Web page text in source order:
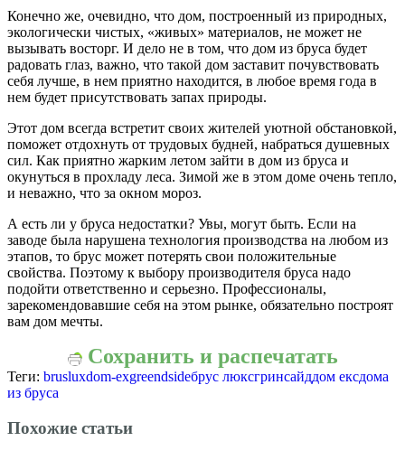
Конечно же, очевидно, что дом, построенный из природных,
экологически чистых, «живых» материалов, не может не
вызывать восторг. И дело не в том, что дом из бруса будет
радовать глаз, важно, что такой дом заставит почувствовать
себя лучше, в нем приятно находится, в любое время года в
нем будет присутствовать запах природы.
Этот дом всегда встретит своих жителей уютной обстановкой,
поможет отдохнуть от трудовых будней, набраться душевных
сил. Как приятно жарким летом зайти в дом из бруса и
окунуться в прохладу леса. Зимой же в этом доме очень тепло,
и неважно, что за окном мороз.
А есть ли у бруса недостатки? Увы, могут быть. Если на
заводе была нарушена технология производства на любом из
этапов, то брус может потерять свои положительные
свойства. Поэтому к выбору производителя бруса надо
подойти ответственно и серьезно. Профессионалы,
зарекомендовавшие себя на этом рынке, обязательно построят
вам дом мечты.
Сохранить и распечатать
Теги: brusluxdom-exgreendsideбрус люксгринсайддом ексдома
из бруса
Похожие статьи